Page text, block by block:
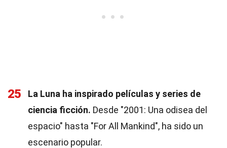
25
La Luna ha inspirado películas y series de
ciencia ficción. Desde "2001: Una odisea del
espacio" hasta "For All Mankind", ha sido un
escenario popular.